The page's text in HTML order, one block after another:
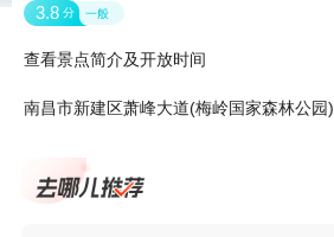
3.8 分 一般
查看景点简介及开放时间
南昌市新建区萧峰大道(梅岭国家森林公园)